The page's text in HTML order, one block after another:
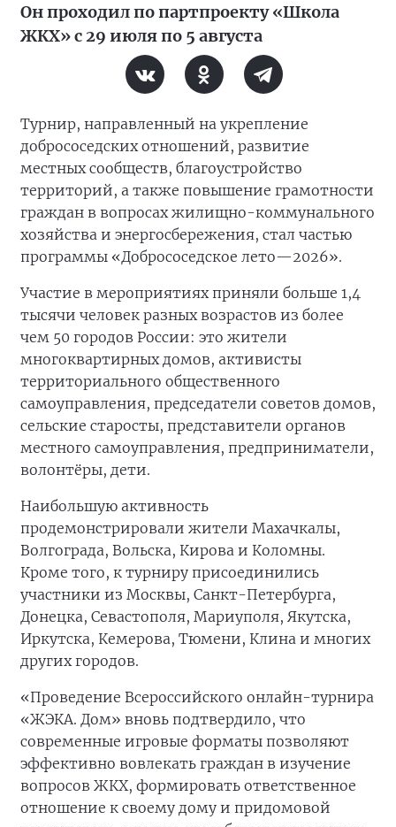
Он проходил по партпроекту «Школа
ЖКХ» с 29 июля по 5 августа
Турнир, направленный на укрепление
добрососедских отношений, развитие
местных сообществ, благоустройство
территорий, а также повышение грамотности
граждан в вопросах жилищно-коммунального
хозяйства и энергосбережения, стал частью
программы «Добрососедское лето—2026».
Участие в мероприятиях приняли больше 1,4
тысячи человек разных возрастов из более
чем 50 городов России: это жители
многоквартирных домов, активисты
территориального общественного
самоуправления, председатели советов домов,
сельские старосты, представители органов
местного самоуправления, предприниматели,
волонтёры, дети.
Наибольшую активность
продемонстрировали жители Махачкалы,
Волгограда, Вольска, Кирова и Коломны.
Кроме того, к турниру присоединились
участники из Москвы, Санкт-Петербурга,
Донецка, Севастополя, Мариуполя, Якутска,
Иркутска, Кемерова, Тюмени, Клина и многих
других городов.
«Проведение Всероссийского онлайн-турнира
«ЖЭКА. Дом» вновь подтвердило, что
современные игровые форматы позволяют
эффективно вовлекать граждан в изучение
вопросов ЖКХ, формировать ответственное
отношение к своему дому и придомовой